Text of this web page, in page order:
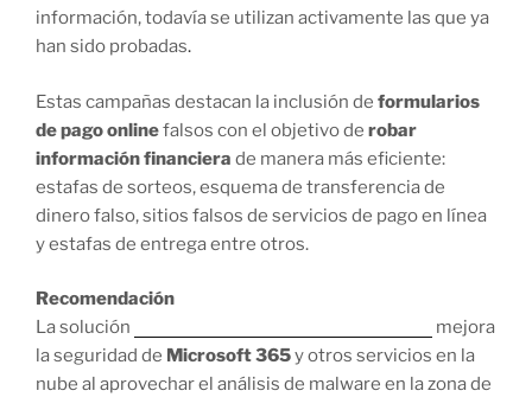
información, todavía se utilizan activamente las que ya
han sido probadas.
Estas campañas destacan la inclusión de formularios
de pago onlinefalsos con el objetivo de robar
información financiera de manera más eficiente:
estafas de sorteos, esquema de transferencia de
dinero falso, sitios falsos de servicios de pago en línea
y estafas de entrega entre otros.
Recomendación
La solución
mejora
la seguridad de Microsoft 365y otros servicios en la
nube al aprovechar el análisis de malware en la zona de